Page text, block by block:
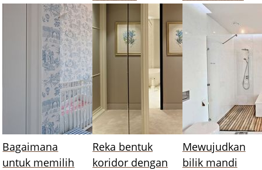
Bagaimana
untuk memilih
Reka bentuk
koridor dengan
Mewujudkan
bilik mandi